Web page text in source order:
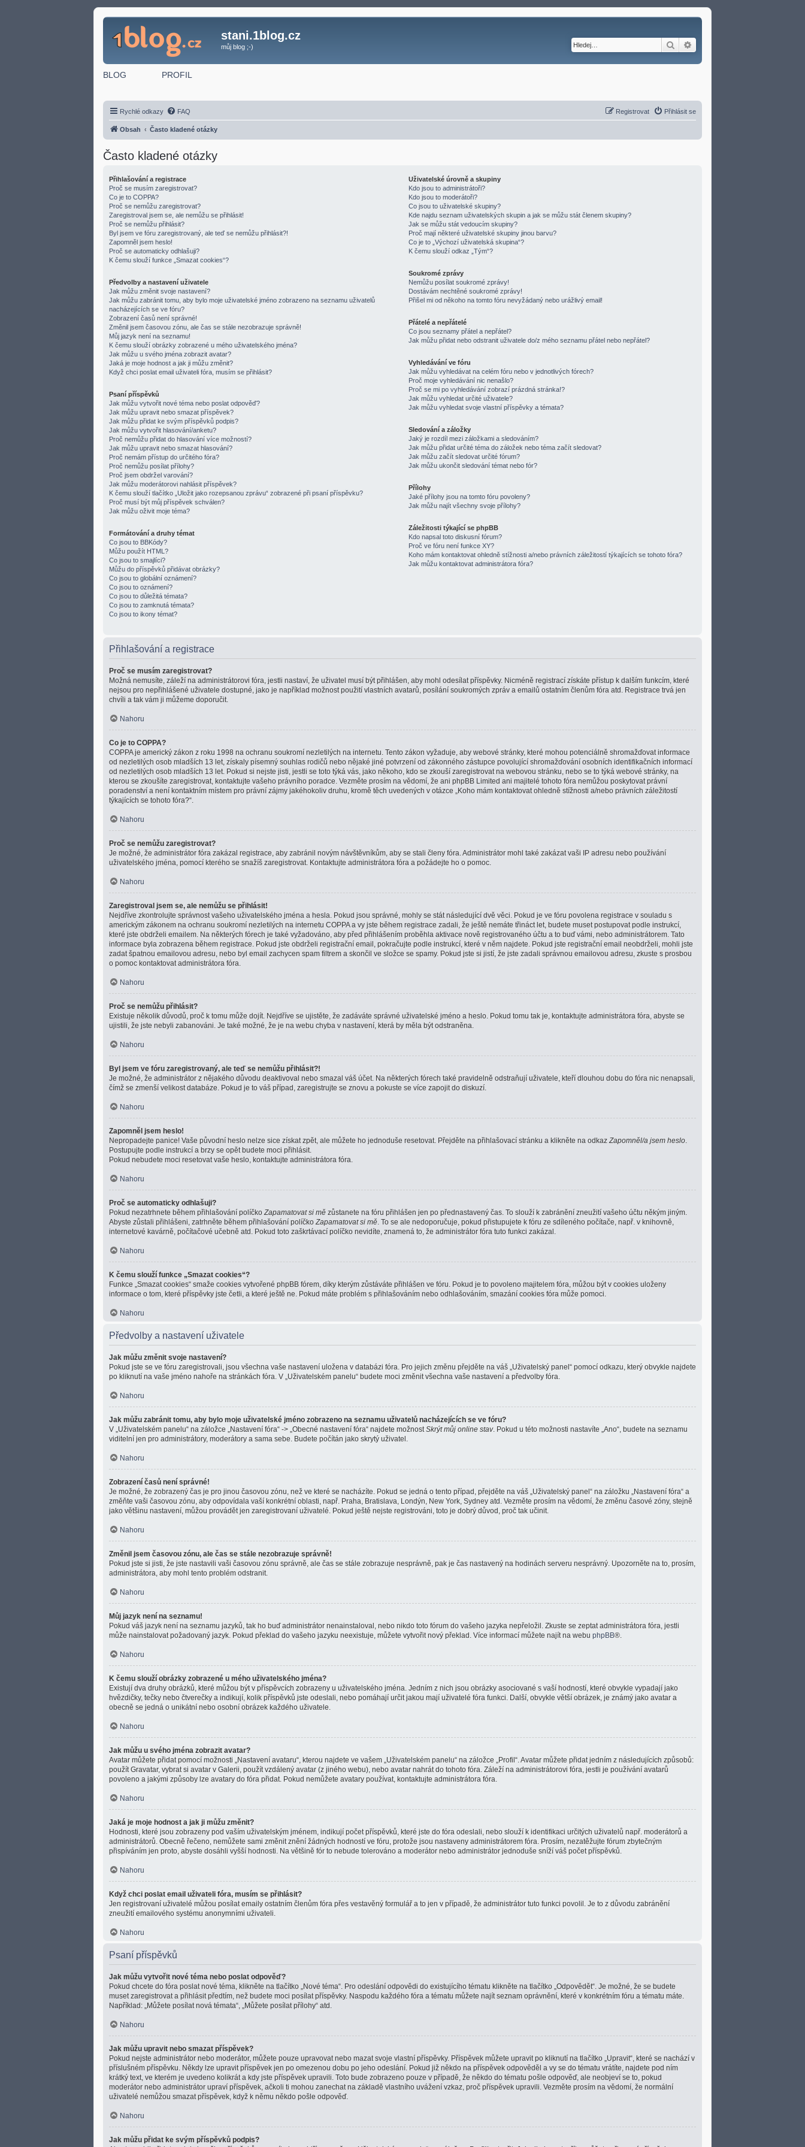
stani.1blog.cz
můj blog ;-) Hledat
BLOG PROFIL
Rychlé odkazy FAQ Přihlásit se
Registrovat
Obsah Často kladené otázky
Často kladené otázky
Přihlašování a registrace
Proč se musím zaregistrovat?
Co je to COPPA?
Proč se nemůžu zaregistrovat?
Zaregistroval jsem se, ale nemůžu se přihlásit!
Proč se nemůžu přihlásit?
Byl jsem ve fóru zaregistrovaný, ale teď se nemůžu přihlásit?!
Zapomněl jsem heslo!
Proč se automaticky odhlašuji?
K čemu slouží funkce „Smazat cookies“?
Předvolby a nastavení uživatele
Jak můžu změnit svoje nastavení?
Jak můžu zabránit tomu, aby bylo moje uživatelské jméno zobrazeno na seznamu uživatelů
nacházejících se ve fóru?
Zobrazení časů není správné!
Změnil jsem časovou zónu, ale čas se stále nezobrazuje správně!
Můj jazyk není na seznamu!
K čemu slouží obrázky zobrazené u mého uživatelského jména?
Jak můžu u svého jména zobrazit avatar?
Jaká je moje hodnost a jak ji můžu změnit?
Když chci poslat email uživateli fóra, musím se přihlásit?
Psaní příspěvků
Jak můžu vytvořit nové téma nebo poslat odpověď?
Jak můžu upravit nebo smazat příspěvek?
Jak můžu přidat ke svým příspěvků podpis?
Jak můžu vytvořit hlasování/anketu?
Proč nemůžu přidat do hlasování více možností?
Jak můžu upravit nebo smazat hlasování?
Proč nemám přístup do určitého fóra?
Proč nemůžu posílat přílohy?
Proč jsem obdržel varování?
Jak můžu moderátorovi nahlásit příspěvek?
K čemu slouží tlačítko „Uložit jako rozepsanou zprávu“ zobrazené při psaní příspěvku?
Proč musí být můj příspěvek schválen?
Jak můžu oživit moje téma?
Formátování a druhy témat
Co jsou to BBKódy?
Můžu použít HTML?
Co jsou to smajlíci?
Můžu do příspěvků přidávat obrázky?
Co jsou to globální oznámení?
Co jsou to oznámení?
Co jsou to důležitá témata?
Co jsou to zamknutá témata?
Co jsou to ikony témat?
Uživatelské úrovně a skupiny
Kdo jsou to administrátoři?
Kdo jsou to moderátoři?
Co jsou to uživatelské skupiny?
Kde najdu seznam uživatelských skupin a jak se můžu stát členem skupiny?
Jak se můžu stát vedoucím skupiny?
Proč mají některé uživatelské skupiny jinou barvu?
Co je to „Výchozí uživatelská skupina“?
K čemu slouží odkaz „Tým“?
Soukromé zprávy
Nemůžu posílat soukromé zprávy!
Dostávám nechtěné soukromé zprávy!
Přišel mi od někoho na tomto fóru nevyžádaný nebo urážlivý email!
Přátelé a nepřátelé
Co jsou seznamy přátel a nepřátel?
Jak můžu přidat nebo odstranit uživatele do/z mého seznamu přátel nebo nepřátel?
Vyhledávání ve fóru
Jak můžu vyhledávat na celém fóru nebo v jednotlivých fórech?
Proč moje vyhledávání nic nenašlo?
Proč se mi po vyhledávání zobrazí prázdná stránka!?
Jak můžu vyhledat určité uživatele?
Jak můžu vyhledat svoje vlastní příspěvky a témata?
Sledování a záložky
Jaký je rozdíl mezi záložkami a sledováním?
Jak můžu přidat určité téma do záložek nebo téma začít sledovat?
Jak můžu začít sledovat určité fórum?
Jak můžu ukončit sledování témat nebo fór?
Přílohy
Jaké přílohy jsou na tomto fóru povoleny?
Jak můžu najít všechny svoje přílohy?
Záležitosti týkající se phpBB
Kdo napsal toto diskusní fórum?
Proč ve fóru není funkce XY?
Koho mám kontaktovat ohledně stížnosti a/nebo právních záležitostí týkajících se tohoto fóra?
Jak můžu kontaktovat administrátora fóra?
Přihlašování a registrace
Proč se musím zaregistrovat?
Možná nemusíte, záleží na administrátorovi fóra, jestli nastaví, že uživatel musí být přihlášen, aby mohl odesílat příspěvky. Nicméně registrací získáte přístup k dalším funkcím, které
nejsou pro nepřihlášené uživatele dostupné, jako je například možnost použití vlastních avatarů, posílání soukromých zpráv a emailů ostatním členům fóra atd. Registrace trvá jen
chvíli a tak vám ji můžeme doporučit.
Nahoru
Co je to COPPA?
COPPA je americký zákon z roku 1998 na ochranu soukromí nezletilých na internetu. Tento zákon vyžaduje, aby webové stránky, které mohou potenciálně shromažďovat informace
od nezletilých osob mladších 13 let, získaly písemný souhlas rodičů nebo nějaké jiné potvrzení od zákonného zástupce povolující shromažďování osobních identifikačních informací
od nezletilých osob mladších 13 let. Pokud si nejste jisti, jestli se toto týká vás, jako někoho, kdo se zkouší zaregistrovat na webovou stránku, nebo se to týká webové stránky, na
kterou se zkoušíte zaregistrovat, kontaktujte vašeho právního poradce. Vezměte prosím na vědomí, že ani phpBB Limited ani majitelé tohoto fóra nemůžou poskytovat právní
poradenství a není kontaktním místem pro právní zájmy jakéhokoliv druhu, kromě těch uvedených v otázce „Koho mám kontaktovat ohledně stížnosti a/nebo právních záležitostí
týkajících se tohoto fóra?“.
Nahoru
Proč se nemůžu zaregistrovat?
Je možné, že administrátor fóra zakázal registrace, aby zabránil novým návštěvníkům, aby se stali členy fóra. Administrátor mohl také zakázat vaši IP adresu nebo používání
uživatelského jména, pomocí kterého se snažíš zaregistrovat. Kontaktujte administrátora fóra a požádejte ho o pomoc.
Nahoru
Zaregistroval jsem se, ale nemůžu se přihlásit!
Nejdříve zkontrolujte správnost vašeho uživatelského jména a hesla. Pokud jsou správné, mohly se stát následující dvě věci. Pokud je ve fóru povolena registrace v souladu s
americkým zákonem na ochranu soukromí nezletilých na internetu COPPA a vy jste během registrace zadali, že ještě nemáte třináct let, budete muset postupovat podle instrukcí,
které jste obdrželi emailem. Na některých fórech je také vyžadováno, aby před přihlášením proběhla aktivace nově registrovaného účtu a to buď vámi, nebo administrátorem. Tato
informace byla zobrazena během registrace. Pokud jste obdrželi registrační email, pokračujte podle instrukcí, které v něm najdete. Pokud jste registrační email neobdrželi, mohli jste
zadat špatnou emailovou adresu, nebo byl email zachycen spam filtrem a skončil ve složce se spamy. Pokud jste si jistí, že jste zadali správnou emailovou adresu, zkuste s prosbou
o pomoc kontaktovat administrátora fóra.
Nahoru
Proč se nemůžu přihlásit?
Existuje několik důvodů, proč k tomu může dojít. Nejdříve se ujistěte, že zadáváte správné uživatelské jméno a heslo. Pokud tomu tak je, kontaktujte administrátora fóra, abyste se
ujistili, že jste nebyli zabanováni. Je také možné, že je na webu chyba v nastavení, která by měla být odstraněna.
Nahoru
Byl jsem ve fóru zaregistrovaný, ale teď se nemůžu přihlásit?!
Je možné, že administrátor z nějakého důvodu deaktivoval nebo smazal váš účet. Na některých fórech také pravidelně odstraňují uživatele, kteří dlouhou dobu do fóra nic nenapsali,
čímž se zmenší velikost databáze. Pokud je to váš případ, zaregistrujte se znovu a pokuste se více zapojit do diskuzí.
Nahoru
Zapomněl jsem heslo!
Nepropadejte panice! Vaše původní heslo nelze sice získat zpět, ale můžete ho jednoduše resetovat. Přejděte na přihlašovací stránku a klikněte na odkaz Zapomněl/a jsem heslo
Postupujte podle instrukcí a brzy se opět budete moci přihlásit.
Pokud nebudete moci resetovat vaše heslo, kontaktujte administrátora fóra.
Nahoru
Proč se automaticky odhlašuji?
Pokud nezatrhnete během přihlašování políčko Zapamatovat si mě zůstanete na fóru přihlášen jen po přednastavený čas. To slouží k zabránění zneužití vašeho účtu někým jiným.
Abyste zůstali přihlášeni, zatrhněte během přihlašování políčko Zapamatovat si mě . To se ale nedoporučuje, pokud přistupujete k fóru ze sdíleného počítače, např. v knihovně,
internetové kavárně, počítačové učebně atd. Pokud toto zaškrtávací políčko nevidíte, znamená to, že administrátor fóra tuto funkci zakázal.
Nahoru
K čemu slouží funkce „Smazat cookies“?
Funkce „Smazat cookies“ smaže cookies vytvořené phpBB fórem, díky kterým zůstáváte přihlášen ve fóru. Pokud je to povoleno majitelem fóra, můžou být v cookies uloženy
informace o tom, které příspěvky jste četli, a které ještě ne. Pokud máte problém s přihlašováním nebo odhlašováním, smazání cookies fóra může pomoci.
Nahoru
Předvolby a nastavení uživatele
Jak můžu změnit svoje nastavení?
Pokud jste se ve fóru zaregistrovali, jsou všechna vaše nastavení uložena v databázi fóra. Pro jejich změnu přejděte na váš „Uživatelský panel“ pomocí odkazu, který obvykle najdete
po kliknutí na vaše jméno nahoře na stránkách fóra. V „Uživatelském panelu“ budete moci změnit všechna vaše nastavení a předvolby fóra.
Nahoru
Jak můžu zabránit tomu, aby bylo moje uživatelské jméno zobrazeno na seznamu uživatelů nacházejících se ve fóru?
V „Uživatelském panelu“ na záložce „Nastavení fóra“ -> „Obecné nastavení fóra“ najdete možnost Skrýt můj online stav. Pokud u této možnosti nastavíte „Ano“, budete na seznamu
viditelní jen pro administrátory, moderátory a sama sebe. Budete počítán jako skrytý uživatel.
Nahoru
Zobrazení časů není správné!
Je možné, že zobrazený čas je pro jinou časovou zónu, než ve které se nacházíte. Pokud se jedná o tento případ, přejděte na váš „Uživatelský panel“ na záložku „Nastavení fóra“ a
změňte vaši časovou zónu, aby odpovídala vaší konkrétní oblasti, např. Praha, Bratislava, Londýn, New York, Sydney atd. Vezměte prosím na vědomí, že změnu časové zóny, stejně
jako většinu nastavení, můžou provádět jen zaregistrovaní uživatelé. Pokud ještě nejste registrováni, toto je dobrý důvod, proč tak učinit.
Nahoru
Změnil jsem časovou zónu, ale čas se stále nezobrazuje správně!
Pokud jste si jisti, že jste nastavili vaši časovou zónu správně, ale čas se stále zobrazuje nesprávně, pak je čas nastavený na hodinách serveru nesprávný. Upozorněte na to, prosím,
administrátora, aby mohl tento problém odstranit.
Nahoru
Můj jazyk není na seznamu!
Pokud váš jazyk není na seznamu jazyků, tak ho buď administrátor nenainstaloval, nebo nikdo toto fórum do vašeho jazyka nepřeložil. Zkuste se zeptat administrátora fóra, jestli
může nainstalovat požadovaný jazyk. Pokud překlad do vašeho jazyku neexistuje, můžete vytvořit nový překlad. Více informací můžete najít na webu phpBB®.
Nahoru
K čemu slouží obrázky zobrazené u mého uživatelského jména?
Existují dva druhy obrázků, které můžou být v příspěvcích zobrazeny u uživatelského jména. Jedním z nich jsou obrázky asociované s vaší hodností, které obvykle vypadají jako
hvězdičky, tečky nebo čtverečky a indikují, kolik příspěvků jste odeslali, nebo pomáhají určit jakou mají uživatelé fóra funkci. Další, obvykle větší obrázek, je známý jako avatar a
obecně se jedná o unikátní nebo osobní obrázek každého uživatele.
Nahoru
Jak můžu u svého jména zobrazit avatar?
Avatar můžete přidat pomocí možnosti „Nastavení avataru“, kterou najdete ve vašem „Uživatelském panelu“ na záložce „Profil“. Avatar můžete přidat jedním z následujících způsobů:
použít Gravatar, vybrat si avatar v Galerii, použít vzdálený avatar (z jiného webu), nebo avatar nahrát do tohoto fóra. Záleží na administrátorovi fóra, jestli je používání avatarů
povoleno a jakými způsoby lze avatary do fóra přidat. Pokud nemůžete avatary používat, kontaktujte administrátora fóra.
Nahoru
Jaká je moje hodnost a jak ji můžu změnit?
Hodnosti, které jsou zobrazeny pod vaším uživatelským jménem, indikují počet příspěvků, které jste do fóra odeslali, nebo slouží k identifikaci určitých uživatelů např. moderátorů a
administrátorů. Obecně řečeno, nemůžete sami změnit znění žádných hodností ve fóru, protože jsou nastaveny administrátorem fóra. Prosím, nezatěžujte fórum zbytečným
přispíváním jen proto, abyste dosáhli vyšší hodnosti. Na většině fór to nebude tolerováno a moderátor nebo administrátor jednoduše sníží váš počet příspěvků.
Nahoru
Když chci poslat email uživateli fóra, musím se přihlásit?
Jen registrovaní uživatelé můžou posílat emaily ostatním členům fóra přes vestavěný formulář a to jen v případě, že administrátor tuto funkci povolil. Je to z důvodu zabránění
zneužití emailového systému anonymními uživateli.
Nahoru
Psaní příspěvků
Jak můžu vytvořit nové téma nebo poslat odpověď?
Pokud chcete do fóra poslat nové téma, klikněte na tlačítko „Nové téma“. Pro odeslání odpovědi do existujícího tématu klikněte na tlačítko „Odpovědět“. Je možné, že se budete
muset zaregistrovat a přihlásit předtím, než budete moci posílat příspěvky. Naspodu každého fóra a tématu můžete najít seznam oprávnění, které v konkrétním fóru a tématu máte.
Například: „Můžete posílat nová témata“, „Můžete posílat přílohy“ atd.
Nahoru
Jak můžu upravit nebo smazat příspěvek?
Pokud nejste administrátor nebo moderátor, můžete pouze upravovat nebo mazat svoje vlastní příspěvky. Příspěvek můžete upravit po kliknutí na tlačítko „Upravit“, které se nachází v
příslušném příspěvku. Někdy lze upravit příspěvek jen po omezenou dobu po jeho odeslání. Pokud již někdo na příspěvek odpověděl a vy se do tématu vrátíte, najdete pod ním
krátký text, ve kterém je uvedeno kolikrát a kdy jste příspěvek upravili. Toto bude zobrazeno pouze v případě, že někdo do tématu pošle odpověď, ale neobjeví se to, pokud
moderátor nebo administrátor upraví příspěvek, ačkoli ti mohou zanechat na základě vlastního uvážení vzkaz, proč příspěvek upravili. Vezměte prosím na vědomí, že normální
uživatelé nemůžou smazat příspěvek, když k němu někdo pošle odpověď.
Nahoru
Jak můžu přidat ke svým příspěvků podpis?